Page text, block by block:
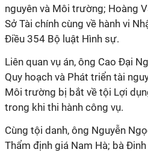
nguyên và Môi trường; Hoàng
Sở Tài chính cùng về hành vi
Điều 354 Bộ luật Hình sự.
Liên quan vụ án, ông Cao Đại
Quy hoạch và Phát triển tài
Môi trường bị bắt về tội Lợi
trong khi thi hành công vụ.
Cùng tội danh, ông Nguyễn
Thẩm định giá Nam Hà; bà